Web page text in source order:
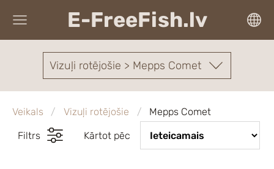
E-FreeFish.lv
Vizuļi rotējošie > Mepps Comet
Veikals Vizuļi rotējošie Mepps Comet
Filtrs Kārtot pēc